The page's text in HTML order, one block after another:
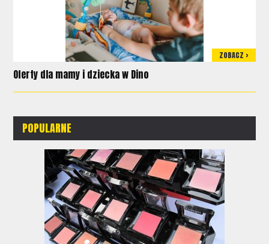
ZOBACZ >
Oferty dla mamy i dziecka w Dino
POPULARNE